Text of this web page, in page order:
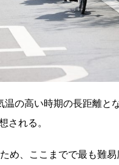
の高い時期の長距離と
される。
め、ここまでで最も難